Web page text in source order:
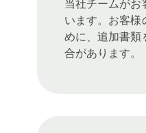
当社チームがお
います。お客様
めに、追加書類
合があります。